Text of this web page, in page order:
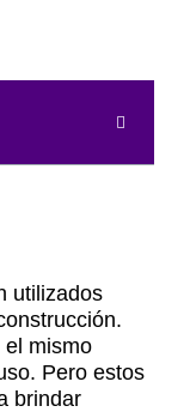
utilizados
el mismo
Pero estos
brindar